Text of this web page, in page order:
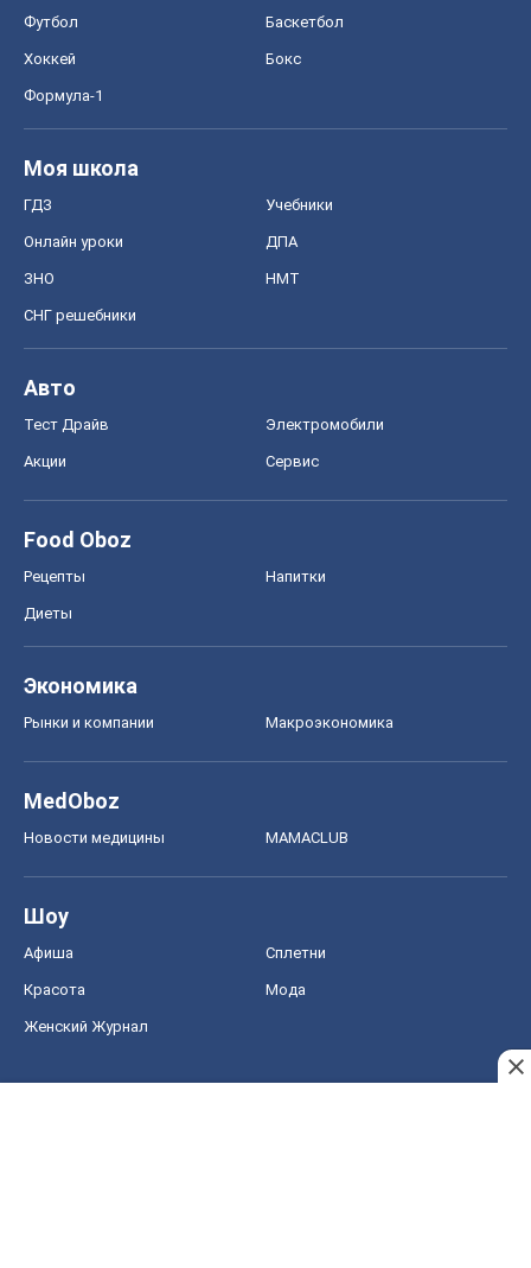
Футбол Баскетбол
Хоккей Бокс
Формула-1
Моя школа
ГДЗ Учебники
Онлайн уроки ДПА
ЗНО НМТ
СНГ решебники
Авто
Тест Драйв Электромобили
Акции Сервис
Food Oboz
Рецепты Напитки
Диеты
Экономика
Рынки и компании Mакроэкономика
MedOboz
Новости медицины MAMACLUB
Шоу
Афиша Сплетни
Красота Мода
Женский Журнал